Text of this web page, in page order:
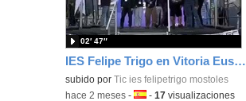
IES Felipe Trigo en Vitoria Euskelec 2026
Contenido educativo.
subido por Tic ies felipetrigo mostoles
02′ 47″
-hace 2 meses -Idioma:
-17 visualizaciones